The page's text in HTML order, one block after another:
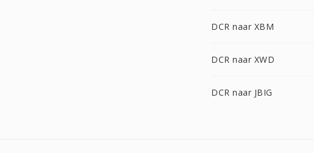
DCR naar XBM
DCR naar XWD
DCR naar JBIG